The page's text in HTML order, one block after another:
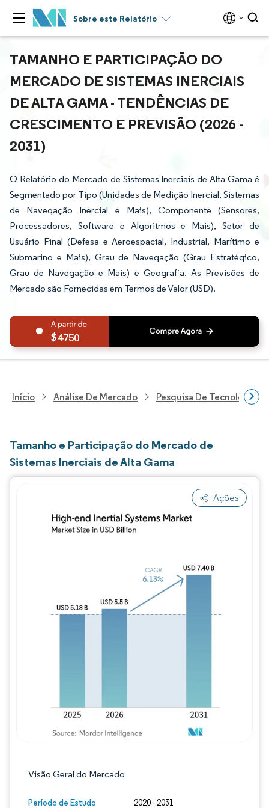
Sobre este Relatório
TAMANHO E PARTICIPAÇÃO DO
MERCADO DE SISTEMAS INERCIAIS
DE ALTA GAMA - TENDÊNCIAS DE
CRESCIMENTO E PREVISÃO (2026 -
2031)
O Relatório do Mercado de Sistemas Inerciais de Alta Gama é
Segmentado por Tipo (Unidades de Medição Inercial, Sistemas
de Navegação Inercial e Mais), Componente (Sensores,
Processadores, Software e Algoritmos e Mais), Setor de
Usuário Final (Defesa e Aeroespacial, Industrial, Marítimo e
Submarino e Mais), Grau de Navegação (Grau Estratégico,
Grau de Navegação e Mais) e Geografia. As Previsões de
Mercado são Fornecidas em Termos de Valor (USD).
4750
Início Análise De Mercado Pesquisa De Tecnologia,
Tamanho e Participação do Mercado de
Sistemas Inerciais de Alta Gama
Ações
Visão Geral do Mercado
Período de Estudo 2020 - 2031